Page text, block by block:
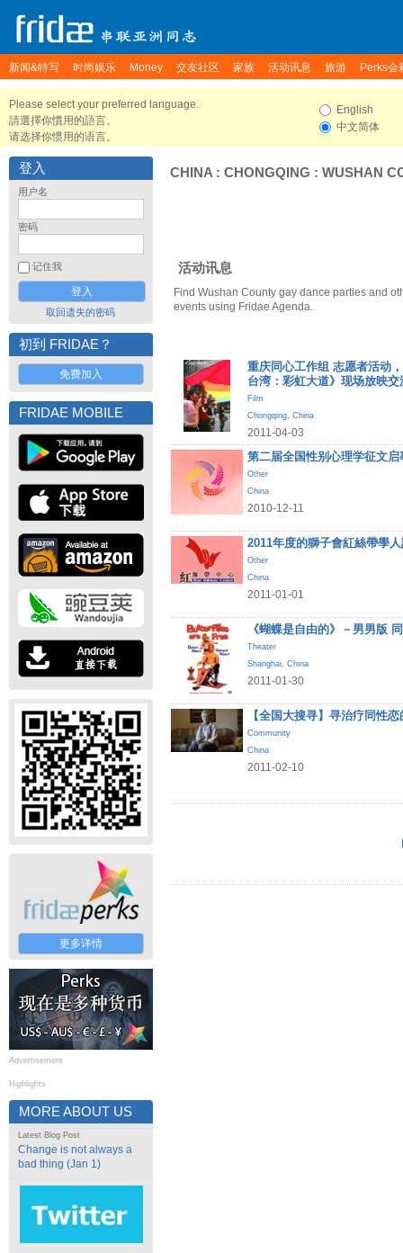
新闻&特写 时尚娱乐 Money 交友社区 家族 活动讯息 旅游 Perks会
Please select your preferred language.
請選擇你慣用的語言。
请选择你惯用的语言。
English
中文简体
登入
用户名
密码
记住我
取回遗失的密码
初到 FRIDAE？
免费加入
FRIDAE MOBILE
更多详情
Advertisement
Highlights
MORE ABOUT US
Latest Blog Post
Change is not always a
bad thing (Jan 1)
CHINA : CHONGQING : WUSHAN
活动讯息
Find Wushan County gay dance parties and
events using Fridae Agenda.
重庆同心工作组 志愿者活动
台湾：彩虹大道》现场放映交
Film
Chongqing, China
2011-04-03
第二届全国性别心理学征文启
Other
China
2010-12-11
2011年度的獅子會紅絲帶學
Other
China
2011-01-01
《蝴蝶是自由的》－男男版
Theater
Shanghai, China
2011-01-30
【全国大搜寻】寻治疗同性
Community
China
2011-02-10